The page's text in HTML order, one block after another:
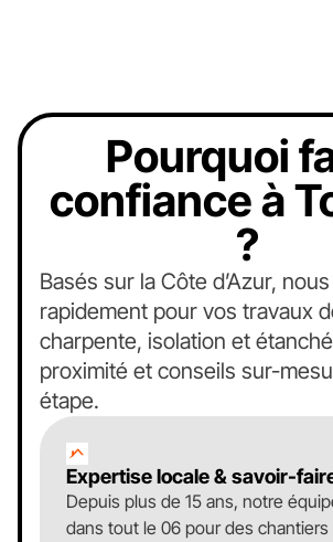
Pourquoi
confiance à
?
Basés sur la Côte d’Azur,
rapidement pour vos travaux
charpente, isolation et
proximité et conseils sur-
étape.
Expertise locale & savoir-
Depuis plus de 15 ans, notre
dans tout le 06 pour des